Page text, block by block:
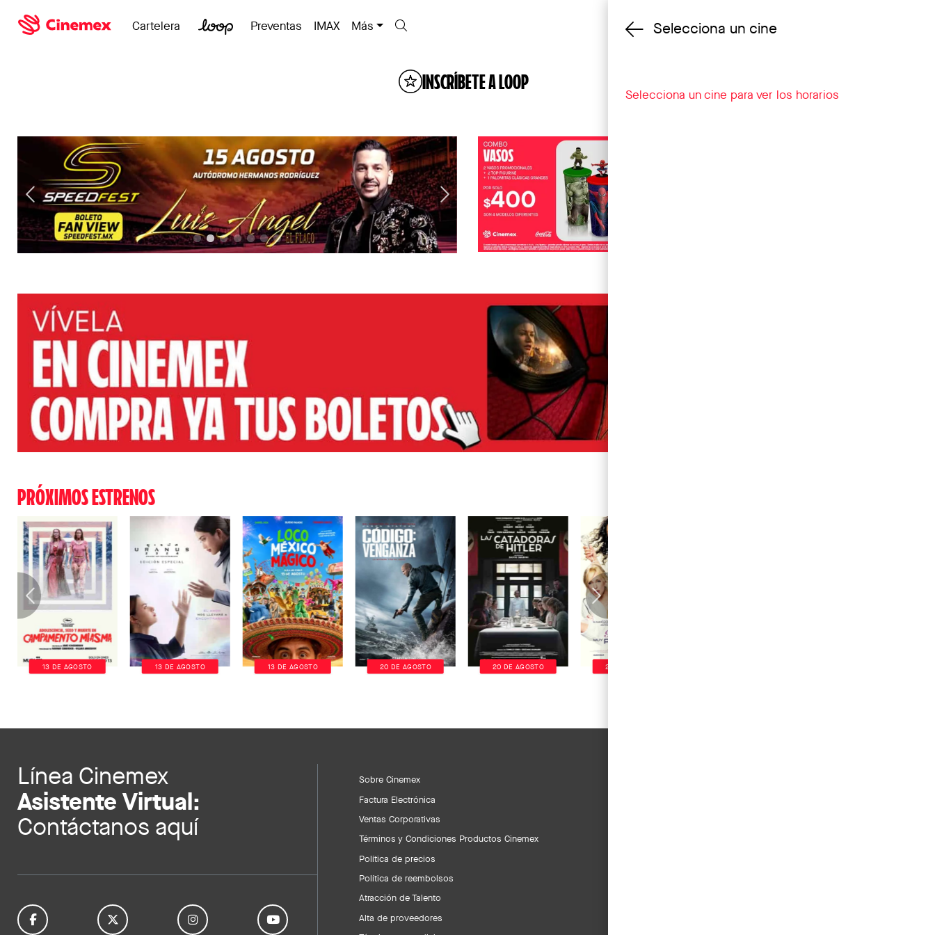
Cambiar cine
Cartelera Preventas IMAX Más
INSCRÍBETE A LOOP
PRÓXIMOS ESTRENOS
13 DE AGOSTO 13 DE AGOSTO 13 DE AGOSTO 20 DE AGOSTO 20 DE AGOSTO 20 DE AGOSTO
Línea Cinemex
Asistente Virtual:
Contáctanos aquí
Sobre Cinemex
Factura Electrónica
Ventas Corporativas
Términos y Condiciones Productos Cinemex
Política de precios
Política de reembolsos
Atracción de Talento
Alta de proveedores
Selecciona un cine
Selecciona un cine para ver los horarios